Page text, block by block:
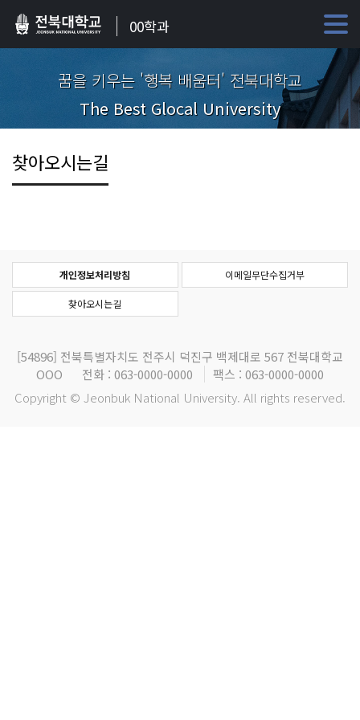
00학과
꿈을 키우는 '행복 배움터' 전북대학교
The Best Glocal University
찾아오시는길
개인정보처리방침 이메일무단수집거부
찾아오시는길
[54896] 전북특별자치도 전주시 덕진구 백제대로 567 전북대학교
OOO
전화 : 063-0000-0000
팩스 : 063-0000-0000
Copyright © Jeonbuk National University. All rights reserved.